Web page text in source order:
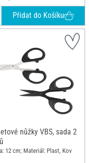
Přidat do Košíku
nůžky VBS, sada 2
12 cm; Materiál: Plast, Kov